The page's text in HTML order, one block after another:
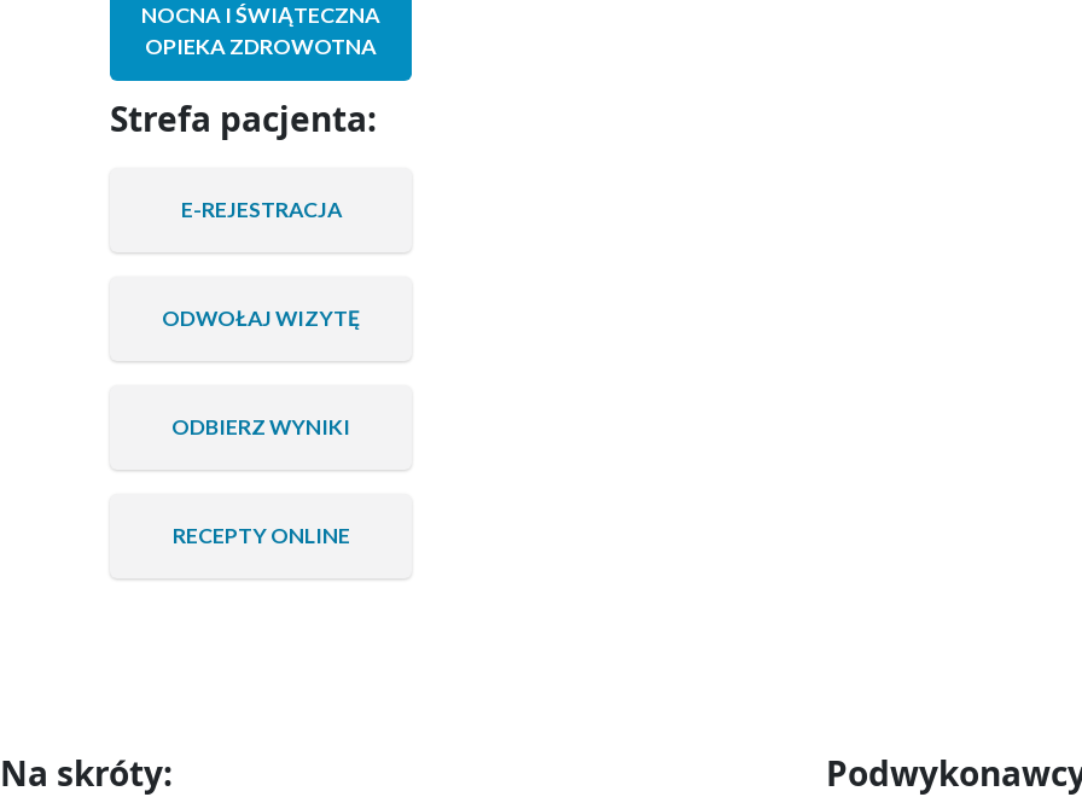
NOCNA I ŚWIĄTECZNA
OPIEKA ZDROWOTNA
Strefa pacjenta:
E-REJESTRACJA
ODWOŁAJ WIZYTĘ
ODBIERZ WYNIKI
RECEPTY ONLINE
Na skróty: